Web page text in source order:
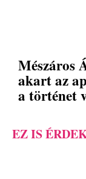
Mészáros
akart az
a történet
EZ IS